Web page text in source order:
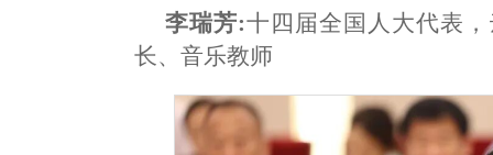
李瑞芳:十四届全国人大代表
长、音乐教师